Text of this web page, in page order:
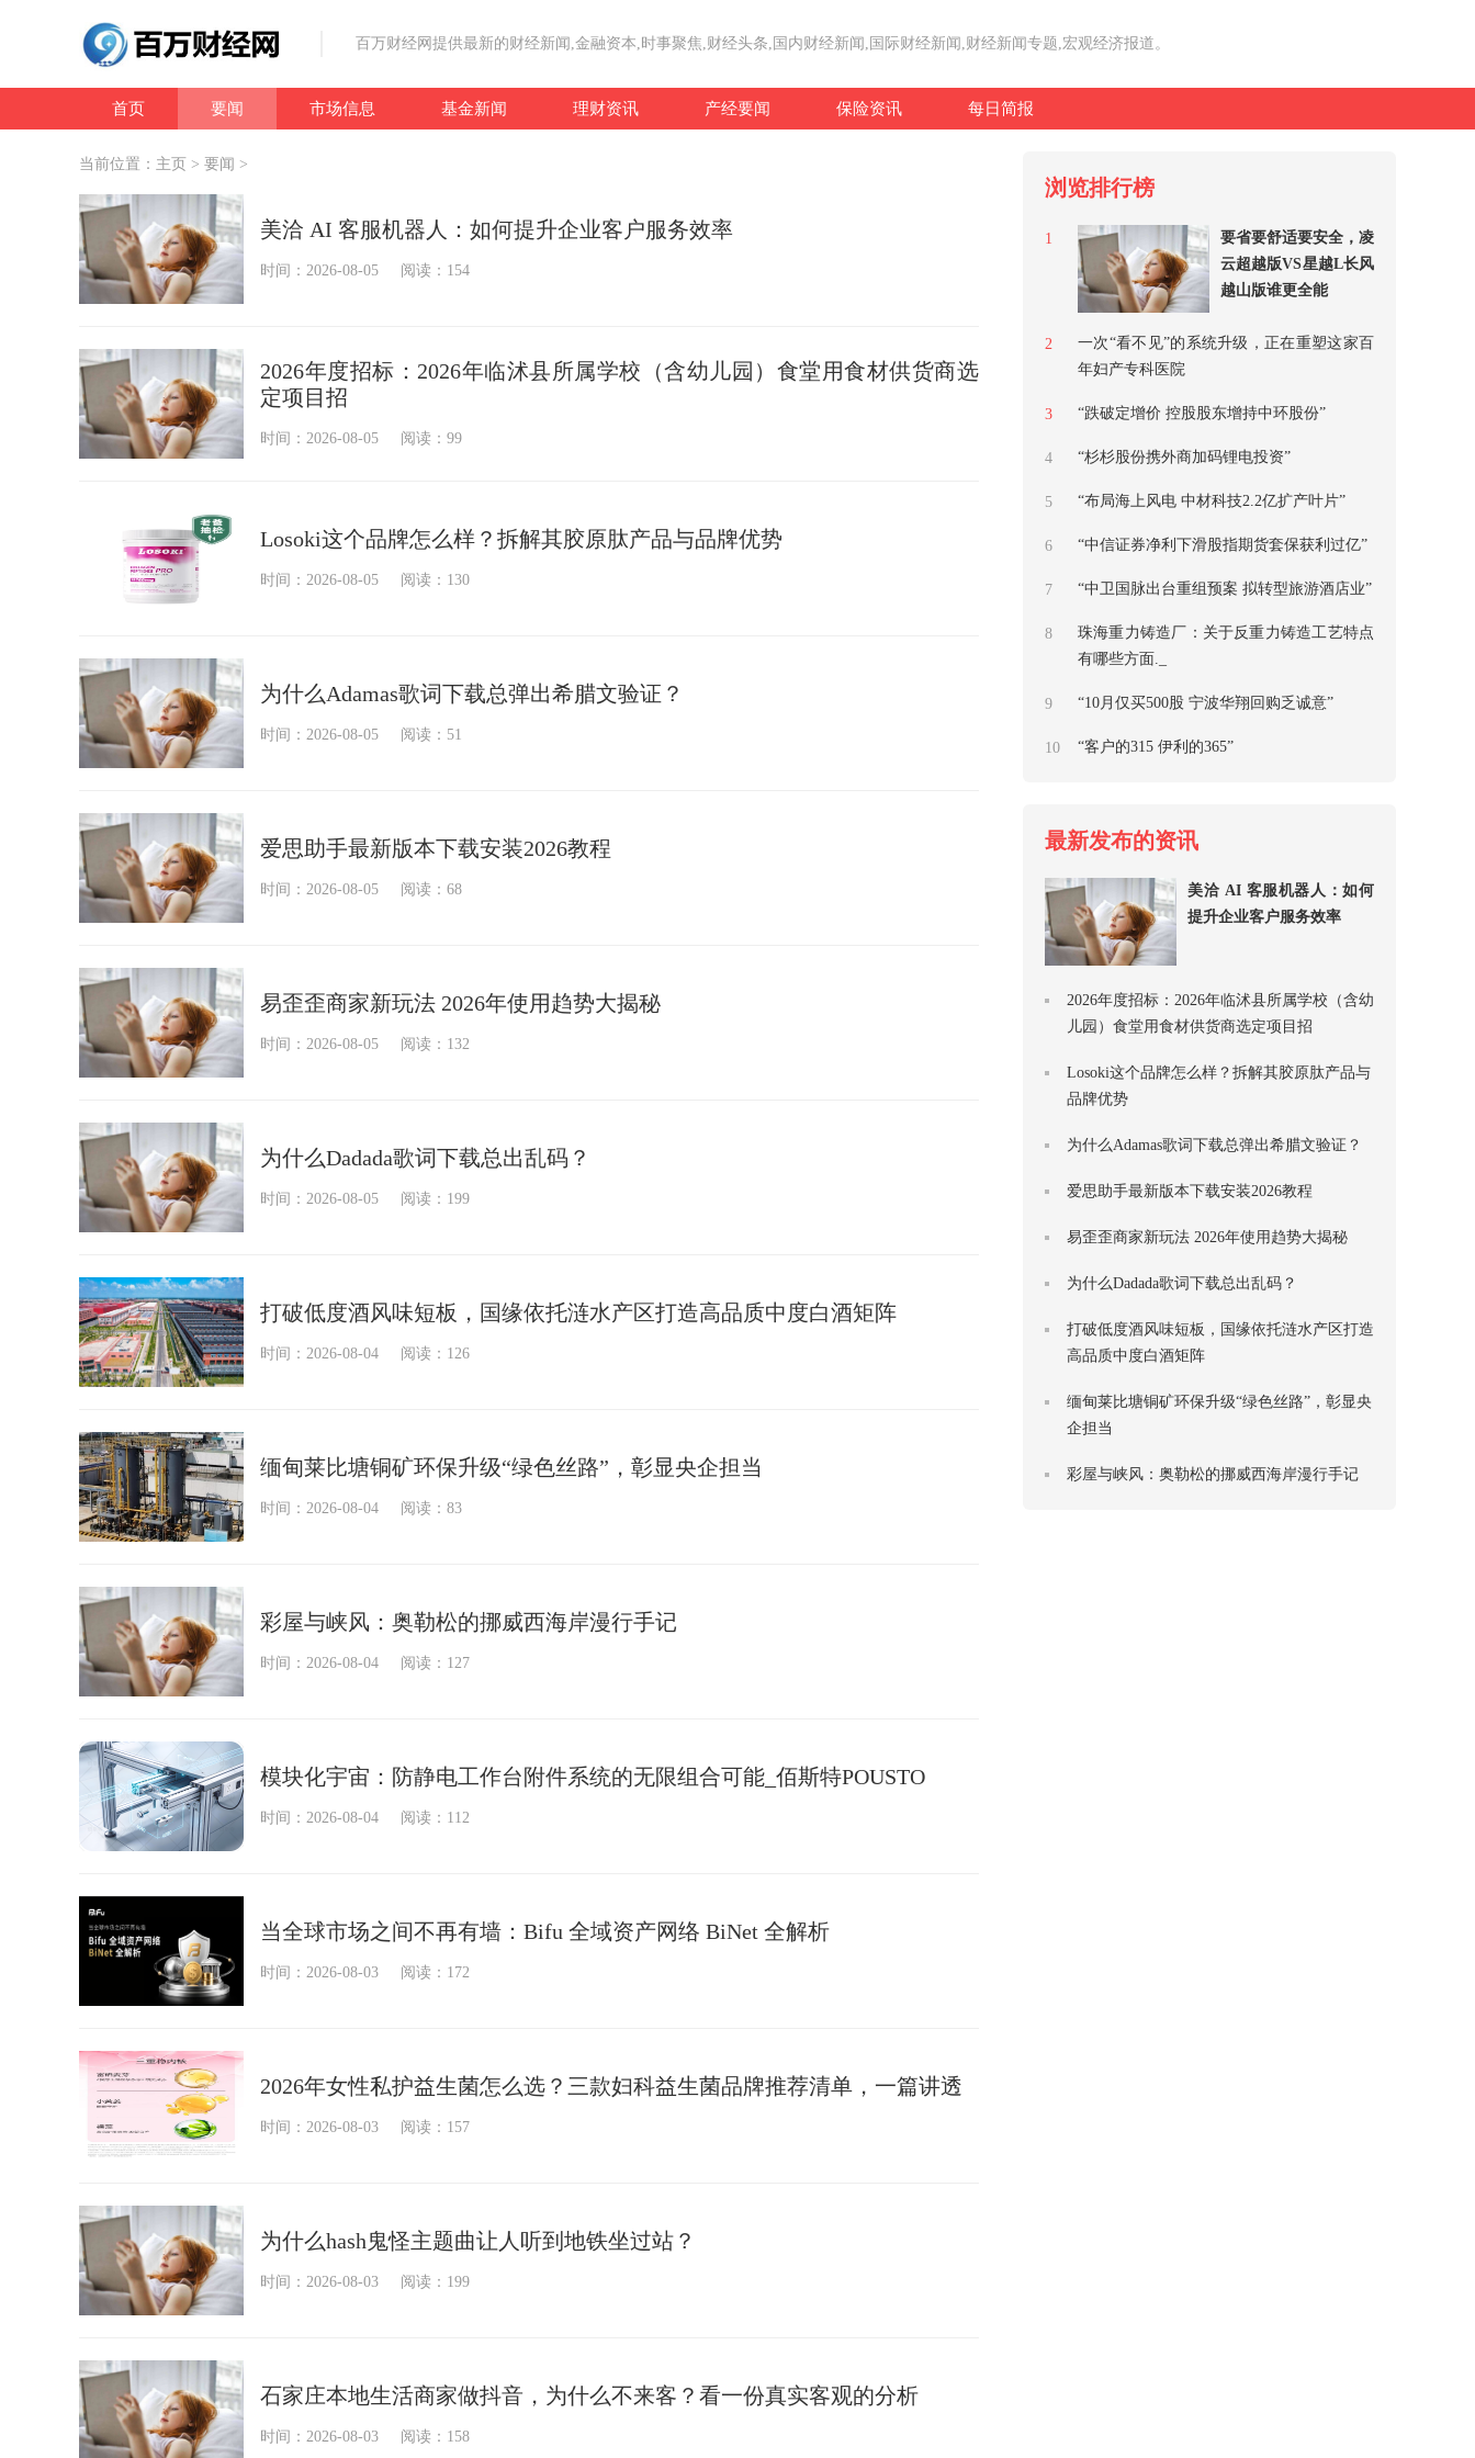
百万财经网提供最新的财经新闻,金融资本,时事聚焦,财经头条,国内财经新闻,国际财经新闻,财经新闻专题,宏观经济报道。
首页 要闻 市场信息 基金新闻 理财资讯 产经要闻 保险资讯 每日简报
当前位置： 主页 > 要闻 >
美洽 AI 客服机器人：如何提升企业客户服务效率
时间：2026-08-05 阅读：154
2026年度招标：2026年临沭县所属学校（含幼⼉园）⻝堂⽤⻝材供货商选
定项⽬招
时间：2026-08-05 阅读：99
Losoki这个品牌怎么样？拆解其胶原肽产品与品牌优势
时间：2026-08-05 阅读：130
为什么Adamas歌词下载总弹出希腊文验证？
时间：2026-08-05 阅读：51
爱思助手最新版本下载安装2026教程
时间：2026-08-05 阅读：68
易歪歪商家新玩法 2026年使用趋势大揭秘
时间：2026-08-05 阅读：132
为什么Dadada歌词下载总出乱码？
时间：2026-08-05 阅读：199
打破低度酒风味短板，国缘依托涟水产区打造高品质中度白酒矩阵
时间：2026-08-04 阅读：126
缅甸莱比塘铜矿环保升级“绿色丝路”，彰显央企担当
时间：2026-08-04 阅读：83
彩屋与峡风：奥勒松的挪威西海岸漫行手记
时间：2026-08-04 阅读：127
模块化宇宙：防静电工作台附件系统的无限组合可能_佰斯特POUSTO
时间：2026-08-04 阅读：112
当全球市场之间不再有墙：Bifu 全域资产网络 BiNet 全解析
时间：2026-08-03 阅读：172
2026年女性私护益生菌怎么选？三款妇科益生菌品牌推荐清单，一篇讲透
时间：2026-08-03 阅读：157
为什么hash鬼怪主题曲让人听到地铁坐过站？
时间：2026-08-03 阅读：199
石家庄本地生活商家做抖音，为什么不来客？看一份真实客观的分析
时间：2026-08-03 阅读：158
浏览排行榜
1
要省要舒适要安全，凌
云超越版VS星越L长风
越山版谁更全能
2
一次“看不见”的系统升级，正在重塑这家百
年妇产专科医院
3 “跌破定增价 控股股东增持中环股份”
4 “杉杉股份携外商加码锂电投资”
5 “布局海上风电 中材科技2.2亿扩产叶片”
6 “中信证券净利下滑股指期货套保获利过亿”
7 “中卫国脉出台重组预案 拟转型旅游酒店业”
8
珠海重力铸造厂：关于反重力铸造工艺特点
有哪些方面._
9 “10月仅买500股 宁波华翔回购乏诚意”
10 “客户的315 伊利的365”
最新发布的资讯
美洽 AI 客服机器人：如何
提升企业客户服务效率
2026年度招标：2026年临沭县所属学校（含幼
⼉园）⻝堂⽤⻝材供货商选定项⽬招
Losoki这个品牌怎么样？拆解其胶原肽产品与
品牌优势
为什么Adamas歌词下载总弹出希腊文验证？
爱思助手最新版本下载安装2026教程
易歪歪商家新玩法 2026年使用趋势大揭秘
为什么Dadada歌词下载总出乱码？
打破低度酒风味短板，国缘依托涟水产区打造
高品质中度白酒矩阵
缅甸莱比塘铜矿环保升级“绿色丝路”，彰显央
企担当
彩屋与峡风：奥勒松的挪威西海岸漫行手记